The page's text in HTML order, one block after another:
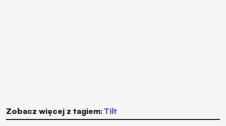
Zobacz więcej z tagiem: tilt